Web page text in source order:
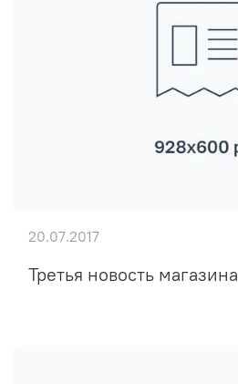
Третья новость магазина
20.07.2017